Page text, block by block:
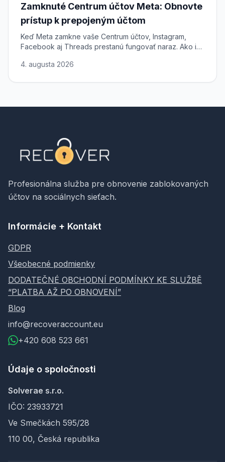
Zamknuté Centrum účtov Meta: Obnovte
prístup k prepojeným účtom
Keď Meta zamkne vaše Centrum účtov, Instagram,
Facebook aj Threads prestanú fungovať naraz. Ako ich
4. augusta 2026
Profesionálna služba pre obnovenie zablokovaných
účtov na sociálnych sieťach.
Informácie + Kontakt
GDPR
Všeobecné podmienky
DODATEČNÉ OBCHODNÍ PODMÍNKY KE SLUŽBĚ
“PLATBA AŽ PO OBNOVENÍ”
Blog
info@recoveraccount.eu
+420 608 523 661
Údaje o spoločnosti
Solverae s.r.o.
IČO: 23933721
Ve Smečkách 595/28
110 00, Česká republika